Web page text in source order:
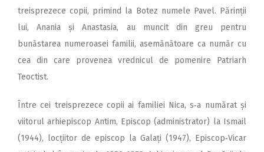
treisprezece copii, primind la Botez numele Pavel. Părinții
lui, Anania și Anastasia, au muncit din greu pentru
bunăstarea numeroasei familii, asemănătoare ca număr cu
cea din care provenea vrednicul de pomenire Patriarh
Teoctist.
Între cei treisprezece copii ai familiei Nica, s‑a numărat și
viitorul arhiepiscop Antim, Episcop (administrator) la Ismail
(1944), locțiitor de episcop la Galați (1947), Episcop‑Vicar